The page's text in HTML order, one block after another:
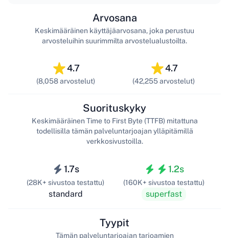
4.7
(8,058 arvostelut)
Arvosana
Keskimääräinen käyttäjäarvosana, joka perustuu
arvosteluihin suurimmilta arvostelualustoilta.
4.7
(42,255 arvostelut)
1.7s
(28K+ sivustoa testattu)
standard
Suorituskyky
Keskimääräinen Time to First Byte (TTFB) mitattuna
todellisilla tämän palveluntarjoajan ylläpitämillä
verkkosivustoilla.
1.2s
(160K+ sivustoa testattu)
superfast
Tyypit
Tämän palveluntarjoajan tarjoamien